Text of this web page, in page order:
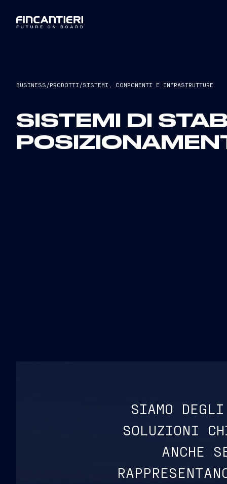
BUSINESS /PRODOTTI /SISTEMI, COMPONENTI E INFRASTRUTTURE
SISTEMI DI
SIAMO
SOLUZIONI
ANCHE